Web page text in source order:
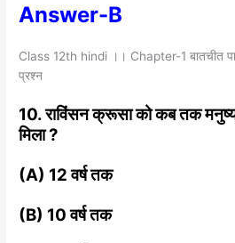
Answer-B
Class 12th hindi ।। Chapter-1 बातचीत
प्रश्न
10. राविंसन क्रूसा को कब तक
मिला ?
(A) 12 वर्ष तक
(B) 10 वर्ष तक